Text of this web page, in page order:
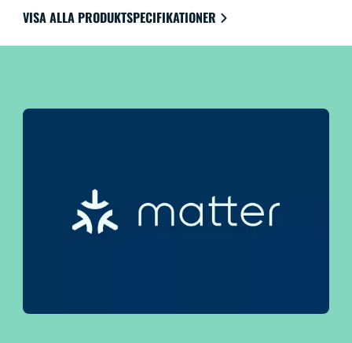
för den bästa användarvänligheten.
VISA ALLA PRODUKTSPECIFIKATIONER